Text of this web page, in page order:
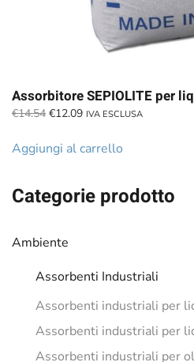
Categorie prodotto
Ambiente
Assorbenti Industriali
Assorbenti industriali per
Assorbenti industriali per
Assorbenti industriali per
Assorbitore SEPIOLITE per
€14.54 Il
originale
€12.09Il
attuale
IVA ESCLUSA
Aggiungi al carrello